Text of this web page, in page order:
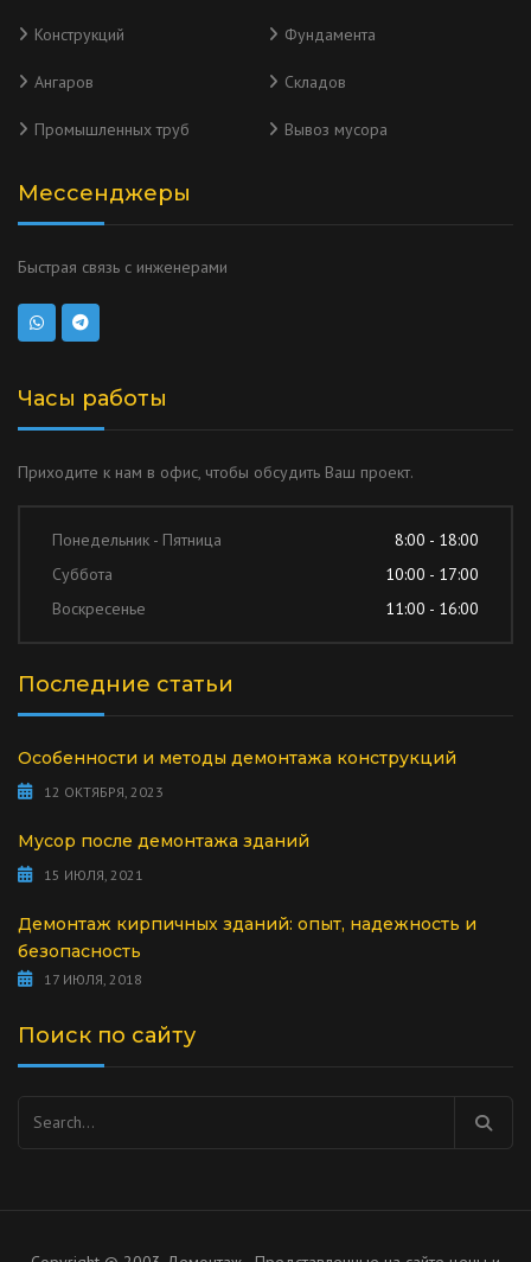
Конструкций Фундамента
Ангаров Складов
Промышленных труб Вывоз мусора
Мессенджеры
Быстрая связь с инженерами
Часы работы
Приходите к нам в офис, чтобы обсудить Ваш проект.
Понедельник - Пятница
8:00 - 18:00
Суббота
10:00 - 17:00
Воскресенье
11:00 - 16:00
Последние статьи
Особенности и методы демонтажа конструкций
12 ОКТЯБРЯ, 2023
Мусор после демонтажа зданий
15 ИЮЛЯ, 2021
Демонтаж кирпичных зданий: опыт, надежность и
безопасность
17 ИЮЛЯ, 2018
Поиск по сайту